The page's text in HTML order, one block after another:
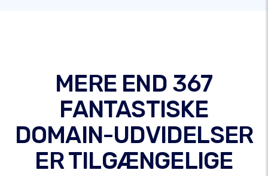
MERE END 367
FANTASTISKE
DOMAIN-UDVIDELSER
ER TILGÆNGELIGE